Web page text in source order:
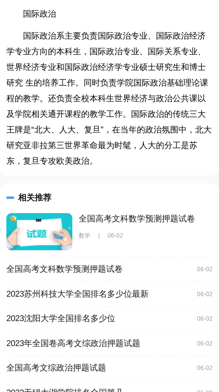
国际政治
国际政治系主要负责国际政治专业、国际政治经济
学专业方向的本科生，国际政治专业、国际关系专业、
世界经济专业和国际政治经济学专业硕士研究生和博士
研究 生的培养工作。同时负责学院国际政治基础理论课
程的教学。还负责全校本科生世界经济与政治公共课以
及学院相关通开课程的教学工作。国际政治的传统三大
王牌是“北大、人大、复旦”，在当年的政治氛围中，北大
研究亚非拉第三世界革命最为时髦，人大的分工是苏
东，复旦专攻欧美政治。
相关推荐
全国高考文科数学预测押题试卷
数学 | 06-02
全国高考文科数学预测押题试卷 06-02
2023苏州科技大学全国排名多少位最新 06-02
2023沈阳大学全国排名多少位 06-02
2023年全国卷高考文综政治押题试题 06-02
全国高考文综政治押题试题 06-02